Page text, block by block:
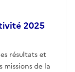
2025
résultats et
missions de la